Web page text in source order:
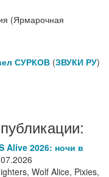
(Ярмарочная
СУРКОВ (ЗВУКИ РУ)
Alive 2026: ночи в
Wolf Alice, Pixies,